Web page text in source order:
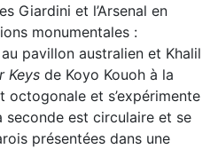
Giardini et l’Arsenal en
monumentales :
pavillon australien et Khalil
Keys de Koyo Kouoh à la
octogonale et s’expérimente
seconde est circulaire et se
présentées dans une